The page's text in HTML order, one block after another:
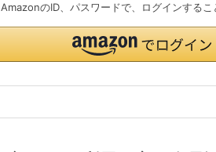
AmazonのID、パスワードで、ログインするこ